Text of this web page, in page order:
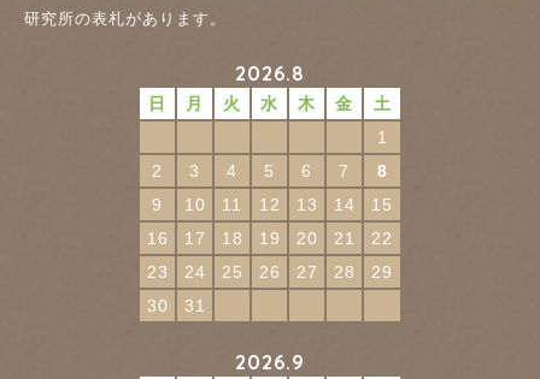
研究所の表札があります。
2026.8
日 月 火 水 木 金
土
1
2
3 4 5 6 7
8
9
10 11 12 13 14
15
16
17 18 19 20 21
22
23
24 25 26 27 28
29
30
31
2026.9